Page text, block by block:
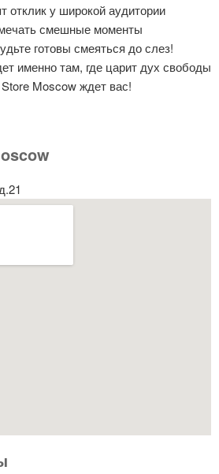
отклик у широкой аудитории
смешные моменты
готовы смеяться до слез!
именно там, где царит дух свободы
Moscow ждет вас!